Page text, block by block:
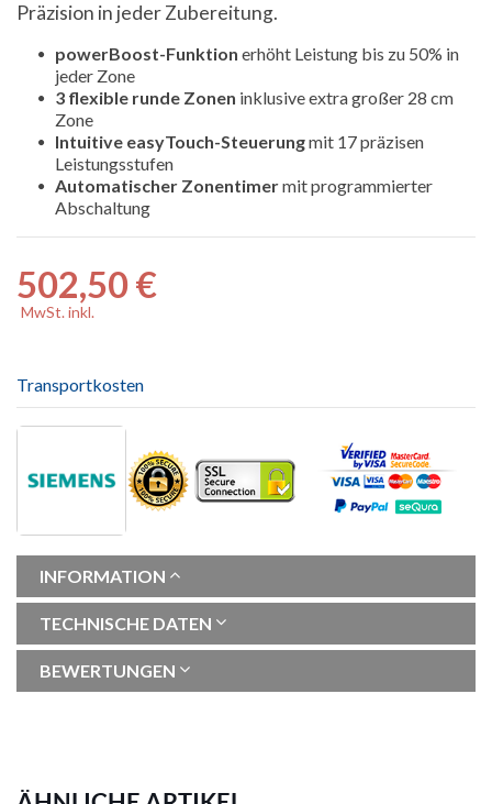
Präzision in jeder Zubereitung.
powerBoost-Funktion erhöht Leistung bis zu 50% in
jeder Zone
3 flexible runde Zonen inklusive extra großer 28 cm
Zone
Intuitive easyTouch-Steuerungmit 17 präzisen
Leistungsstufen
Automatischer Zonentimermit programmierter
Abschaltung
502,50 €
MwSt. inkl.
Transportkosten
INFORMATION
TECHNISCHE DATEN
BEWERTUNGEN